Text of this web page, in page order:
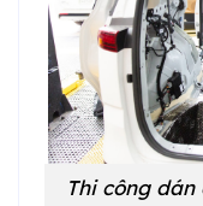
Thi công dán